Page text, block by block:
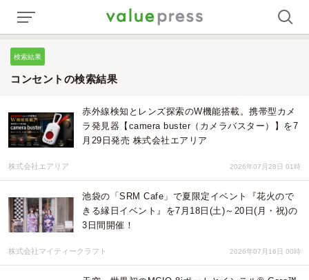
検索結果
コンセントの検索結果
赤外線検知とレンズ探索のW機能搭載。携帯型カメ
ラ発見器【camera buster（カメラバスター）】を7
月29日発売 株式会社エアリア
株式会社エアリア 2026年07月28日 01時
池袋の「SRM Cafe」で夏限定イベント『花火ので
きる縁日イベント』を7月18日(土)～20日(月・祝)の
3日間開催！
株式会社マイティークラフト 2026年07月16日 00時